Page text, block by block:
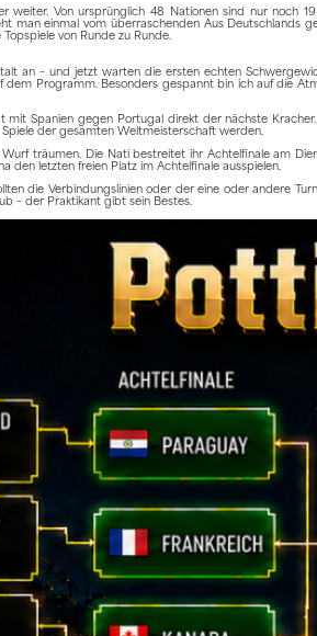
weiter. Von ursprünglich 48 Nationen sind nur noch
man einmal vom überraschenden Aus
von Runde zu Runde.
an – und jetzt warten die ersten echten
dem Programm. Besonders gespannt bin ich auf die
Spanien gegen Portugal direkt der nächste
der gesamten Weltmeisterschaft werden.
träumen. Die Nati bestreitet ihr Achtelfinale am
den letzten freien Platz im Achtelfinale ausspielen.
die Verbindungslinien oder der eine oder andere
– der Praktikant gibt sein Bestes.